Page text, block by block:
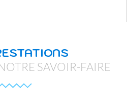
SAVOIR-FAIRE